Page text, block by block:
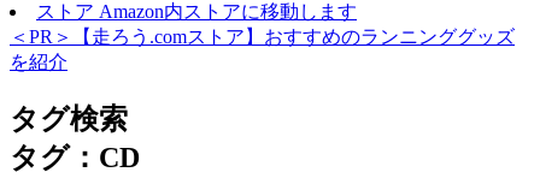
ストア Amazon内ストアに移動します
＜PR＞【走ろう.comストア】おすすめのランニンググッズ
を紹介
タグ検索
タグ：CD